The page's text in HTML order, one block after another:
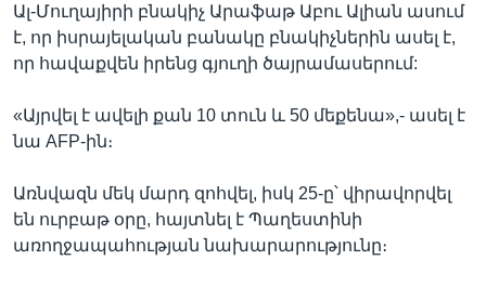
Ալ-Մուղայիրի բնակիչ Արաֆաթ Աբու Ալիան ասում
է, որ իսրայելական բանակը բնակիչներին ասել է,
որ հավաքվեն իրենց գյուղի ծայրամասերում:
«Այրվել է ավելի քան 10 տուն և 50 մեքենա»,- ասել է
նա AFP-ին։
Առնվազն մեկ մարդ զոհվել, իսկ 25-ը՝ վիրավորվել
են ուրբաթ օրը, հայտնել է Պաղեստինի
առողջապահության նախարարությունը։